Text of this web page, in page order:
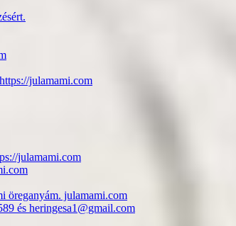
julamami.com
julamami.com
öreganyám. julamami.com
és heringesa1@gmail.com